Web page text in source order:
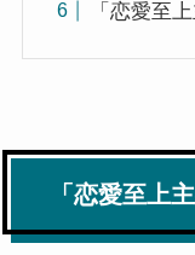
「恋愛至
「恋愛至上